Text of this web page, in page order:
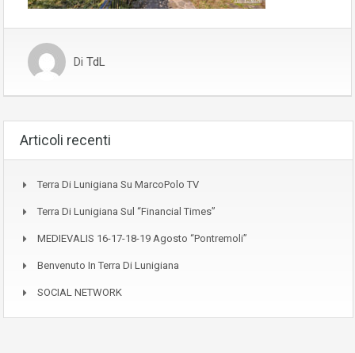
Di TdL
Articoli recenti
Terra Di Lunigiana Su MarcoPolo TV
Terra Di Lunigiana Sul “Financial Times”
MEDIEVALIS 16-17-18-19 Agosto “Pontremoli”
Benvenuto In Terra Di Lunigiana
SOCIAL NETWORK